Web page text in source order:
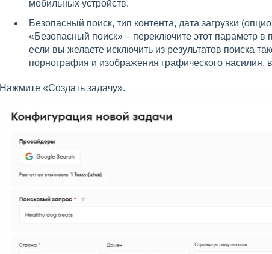
мобильных устройств.
Безопасный поиск, тип контента, дата загрузки
«Безопасный поиск» – переключите этот параметр
если вы желаете исключить из результатов поиска
порнография и изображения графического насилия,
Нажмите «Создать задачу».